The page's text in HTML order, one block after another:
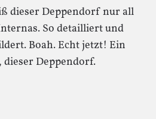
dieser Deppendorf nur all
So detailliert und
Boah. Echt jetzt! Ein
dieser Deppendorf.